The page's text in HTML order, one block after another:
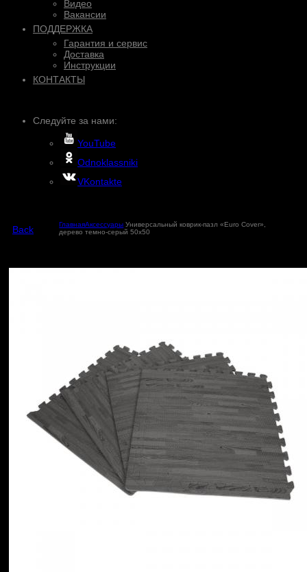
Видео
Вакансии
ПОДДЕРЖКА
Гарантия и сервис
Доставка
Инструкции
КОНТАКТЫ
Следуйте за нами:
YouTube
Odnoklassniki
VKontakte
Back ГлавнаяАксессуары Универсальный коврик-пазл «Euro Cover»,
дерево темно-серый 50х50